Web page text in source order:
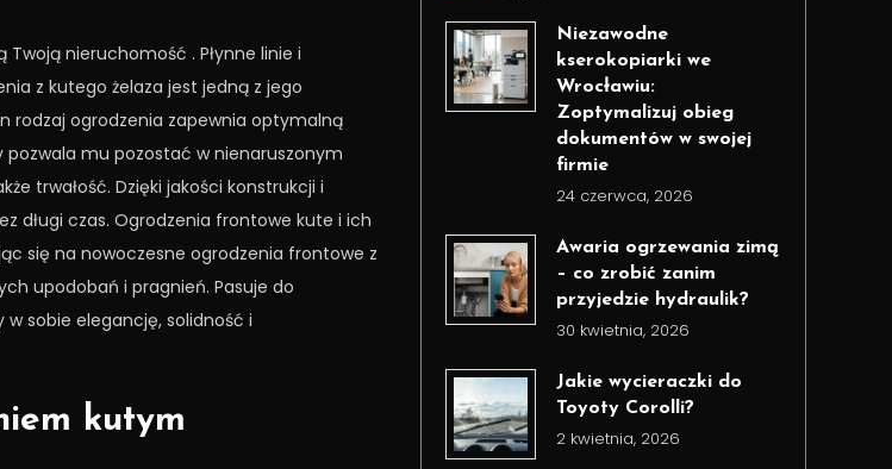
nieruchomość . Płynne linie i
z kutego żelaza jest jedną z jego
rodzaj ogrodzenia zapewnia optymalną
pozwala mu pozostać w nienaruszonym
trwałość. Dzięki jakości konstrukcji i
długi czas. Ogrodzenia frontowe kute i ich
się na nowoczesne ogrodzenia frontowe z
upodobań i pragnień. Pasuje do
sobie elegancję, solidność i
kutym
Niezawodne
kserokopiarki we
Wrocławiu:
Zoptymalizuj obieg
dokumentów w swojej
firmie
24 czerwca, 2026
Awaria ogrzewania zimą
– co zrobić zanim
przyjedzie hydraulik?
30 kwietnia, 2026
Jakie wycieraczki do
Toyoty Corolli?
2 kwietnia, 2026